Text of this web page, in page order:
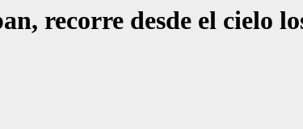
recorre desde el cielo